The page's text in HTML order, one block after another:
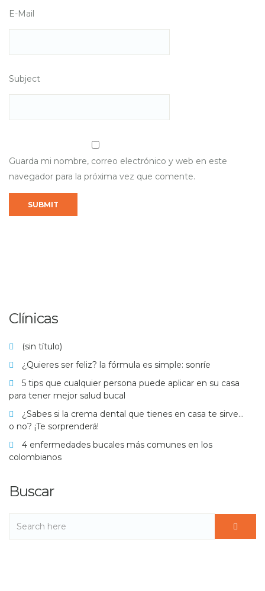
E-Mail
Subject
Guarda mi nombre, correo electrónico y web en este
navegador para la próxima vez que comente.
Clínicas
(sin título)
¿Quieres ser feliz? la fórmula es simple: sonríe
5 tips que cualquier persona puede aplicar en su casa
para tener mejor salud bucal
¿Sabes si la crema dental que tienes en casa te sirve…
o no? ¡Te sorprenderá!
4 enfermedades bucales más comunes en los
colombianos
Buscar